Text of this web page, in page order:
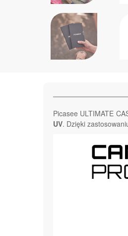
Picasee ULTIMATE
UV. Dzięki